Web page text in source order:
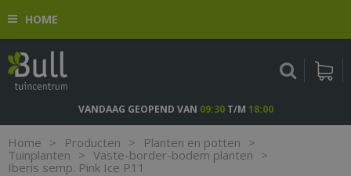
n
o
HOME
Home > Producten > Planten en potten >
Tuinplanten > Vaste-border-bodem planten >
Iberis semp. Pink Ice P11
VANDAAG GEOPEND VAN 09:30T/M 18:00